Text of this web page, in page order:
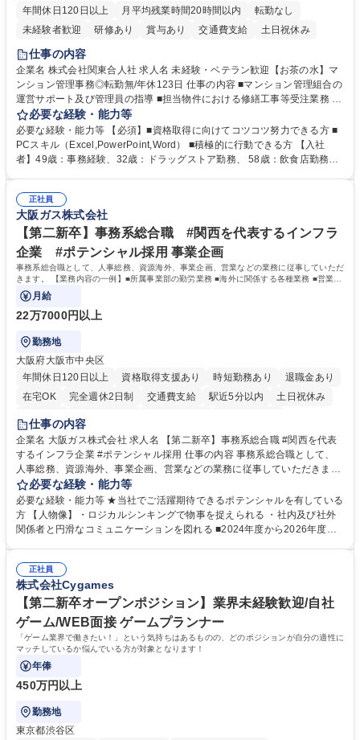
年間休日120日以上
月平均残業時間20時間以内
転勤なし
未経験者歓迎
研修あり 賞与あり 交通費支給 土日祝休み
仕事の内容
企業名 株式会社関東合人社 求人名 未経験・ベテラン歓迎【お茶の水】マ
ンション管理事務◎転勤無/年休123日 仕事の内容 ■マンション管理組合の
運営サポート及び管理員の指導 ■担当物件における修繕工事等受注業務 ■
事務所内での事務業務等 ★異業界からの転職者が多数活躍しています
【年収補足】532万円 ＋別途インセンティヴで平均約100万円/年（昨年度
実績） ＋管理業務主任者資格手当50,000円/月 ★親会社である株式会社合
人社計画研究所社のグループ会社として、質の高いサービスと適性価格を
無/年休123日
必要な経験・能力等
必要な経験・能力等 【必須】■資格取得に向けてコツコツ努力できる方 ■
PCスキル（Excel,PowerPoint,Word） ■積極的に行動できる方 【入社
者】49歳：事務経験、32歳：ドラッグストア勤務、 58歳：飲食店勤務
得出来ております！ 【魅力】■フレックス制度、未経験からでも下限年収
を一律支給！ ■管理業務主任者資格取得後には50,000円/月の手当あり！
学歴・資格 学歴：大学院 大学 高専 短大 専修学校 高校 語学力： 資格：第
一種運転免許普通自動車
正社員
大阪ガス株式会社
【第二新卒】事務系総合職 #関西を代表するインフラ
企業 #ポテンシャル採用 事業企画
事務系総合職として、人事総務、資源海外、事業企画、営業などの業務に従事していただ
きます。 【業務内容の一例】■所属事業部の勤労業務 ■海外に関係する各種業務 ■営業部
門の企画スタッフ、ルート営業
月給
22万7000円以上
勤務地
大阪府大阪市中央区
年間休日120日以上
資格取得支援あり 時短勤務あり
退職金あり
在宅OK
完全週休2日制 交通費支給 駅近5分以内
土日祝休み
服装自由
第二新卒歓迎
仕事の内容
企業名 大阪ガス株式会社 求人名 【第二新卒】事務系総合職 #関西を代表
するインフラ企業 #ポテンシャル採用 仕事の内容 事務系総合職として、
人事総務、資源海外、事業企画、営業などの業務に従事していただきま
す。 【業務内容の一例】■所属事業部の勤労業務 ■海外に関係する各種業
務 ■営業部門の企画スタッフ、ルート営業 【キャリアパス】入社後の配属
ポジションで一定期間ご活躍頂いた後、本人の適性及び将来のキャリアを
鑑みてジョブローテーションを行います。 【育成】OJTでの現場育成や研
表するインフラ企業 #ポテンシャル採用
必要な経験・能力等
必要な経験・能力等 ★当社でご活躍期待できるポテンシャルを有している
方 【人物像】・ロジカルシンキングで物事を捉えられる ・社内及び社外
関係者と円滑なコミュニケーションを図れる ■2024年度から2026年度ま
72.html ■エネルギーセキュリティの不安定化や気候変動による自然災害の
甚大化など、これまで以上に社会課題解決の重要性が高まっています。
「未来の日常」の創造に向けて持続可能な社会の実現に貢献してまいりま
す。 学歴・資格 学歴：大学院 大学 語学力： 資格：
正社員
株式会社Cygames
【第二新卒オープンポジション】業界未経験歓迎/自社
ゲーム/WEB面接 ゲームプランナー
「ゲーム業界で働きたい！」という気持ちはあるものの、どのポジションが自分の適性に
マッチしているか悩んでいる方が対象となります！
年俸
450万円以上
勤務地
東京都渋谷区